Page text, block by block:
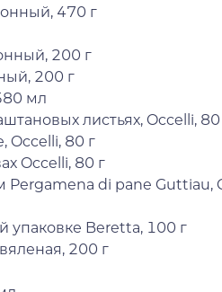
470 г
200 г
200 г
мл
листьях, Occelli, 80
Occelli, 80 г
Occelli, 80 г
di pane Guttiau,
упаковке Beretta, 100 г
200 г